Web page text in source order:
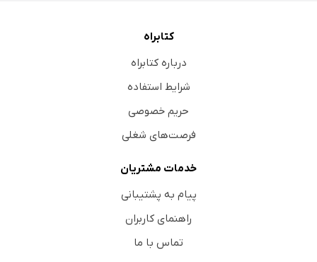
کتابراه
درباره کتابراه
شرایط استفاده
حریم خصوصی
فرصت‌های شغلی
خدمات مشتریان
پیام به پشتیبانی
راهنمای کاربران
تماس با ما